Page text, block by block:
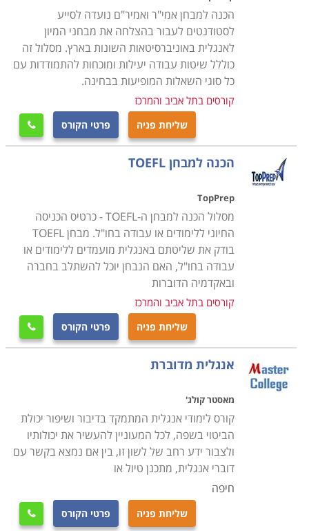
הכנה למבחן אמי"ר ואמיר"ם נועדה לסייע
לסטודנטים לעבור בהצלחה את מבחני המיון
לאנגלית באוניברסיטאות השונות בארץ. מסלול זה
כוללל שיטות עבודה יעילות ומוכחות להתמודדות עם
כל סוגי השאלות המופיעות בבחינה.
קורסים בתל אביב והמרכז
שליחת פניה פרטי הקורס 
הכנה למבחן TOEFL
TopPrep
מסלול הכנה למבחן ה-TOEFL - כרטיס הכניסה
החיוני ללימודים או עבודה בחו"ל. מבחן TOEFL
בודק את שליטתם באנגלית מועמדים ללימודים או
עבודה בחו"ל, האם הנבחן יוכל להשתלב בחברה
ובאקדמיה הדוברות
קורסים בתל אביב והמרכז
שליחת פניה פרטי הקורס 
אנגלית מדוברת
מאסטר קולג'
קורס לימודי אנגלית המתמקד בדיבור ושיפור יכולת
הביטוי בשפה, לכל המעוניין להעשיר את יכולותיו
ולצבור ידע רחב של לשון זו, בין אם נמצא בקשר עם
דוברי אנגלית, מתכנן טיול או
חיפה
שליחת פניה פרטי הקורס 